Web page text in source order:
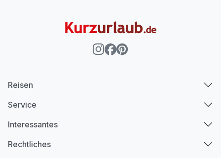
Reisen
Service
Interessantes
Rechtliches